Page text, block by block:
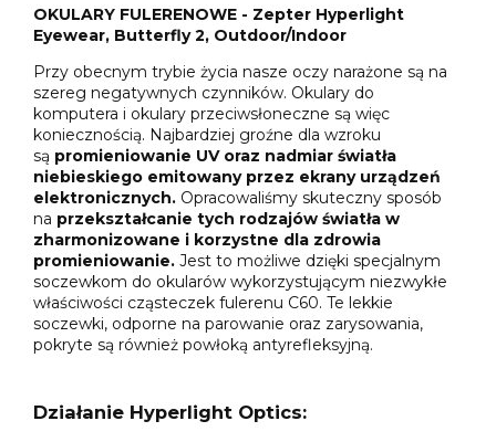
OKULARY FULERENOWE - Zepter Hyperlight
Eyewear, Butterfly 2, Outdoor/Indoor
Przy obecnym trybie życia nasze oczy narażone są na
szereg negatywnych czynników. Okulary do
komputera i okulary przeciwsłoneczne są więc
koniecznością. Najbardziej groźne dla wzroku
są promieniowanie UV oraz nadmiar światła
niebieskiego emitowany przez ekrany urządzeń
elektronicznych. Opracowaliśmy skuteczny sposób
na przekształcanie tych rodzajów światła w
zharmonizowane i korzystne dla zdrowia
promieniowanie. Jest to możliwe dzięki specjalnym
soczewkom do okularów wykorzystującym niezwykłe
właściwości cząsteczek fulerenu C60. Te lekkie
soczewki, odporne na parowanie oraz zarysowania,
pokryte są również powłoką antyrefleksyjną.
Działanie Hyperlight Optics: